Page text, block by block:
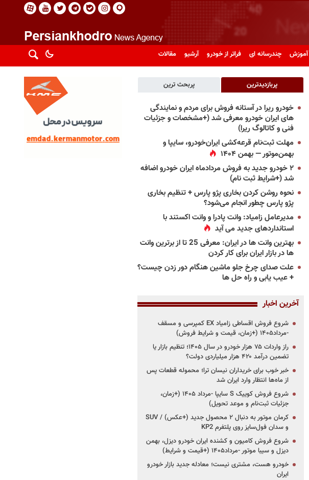
آموزش چندرسانه ای فراتر از خودرو آرشیو مقالات
پربازدیدترین پربحث ترین
خودرو ریرا در آستانه فروش برای مردم و نمایندگی
های ایران خودرو معرفی شد (+مشخصات و جزئیات
فنی و کاتالوگ ریرا)
مهلت ثبت‌نام قرعه‌کشی ایران‌خودرو، سایپا و
بهمن‌موتور — بهمن ۱۴۰۴
۲ خودرو جدید به فروش مردادماه ایران خودرو اضافه
شد (+شرایط ثبت نام)
نحوه روشن کردن بخاری پژو پارس + تنظیم بخاری
پژو پارس چطور انجام می‌شود؟
مدیرعامل زامیاد: وانت پادرا و وانت اکستند با
استانداردهای جدید می آید
بهترین وانت ها در ایران: معرفی 25 تا از برترین وانت
ها در بازار ایران برای کار کردن
علت صدای چرخ جلو ماشین هنگام دور زدن چیست؟
+ عیب یابی و راه حل ها
آخرین اخبار
شروع فروش اقساطی زامیاد EX کمپرسی و مسقف
-مرداد۱۴۰۵ (+زمان، قیمت و شرایط فروش)
راز واردات ۷۵ هزار خودرو در سال ۱۴۰۵؛ تنظیم بازار یا
تضمین درآمد ۴۲۰ هزار میلیاردی دولت؟
خبر خوب برای خریداران نیسان ترا؛ محموله قطعات پس
از ماه‌ها انتظار وارد ایران شد
شروع فروش کوییک S سایپا -مرداد ۱۴۰۵ (+زمان،
جزئیات ثبت‌نام و موعد تحویل)
کرمان موتور به دنبال ۲ محصول جدید (+عکس) / SUV
و سدان فول‌سایز روی پلتفرم KP2
شروع فروش کامیون و کشنده ایران خودرو دیزل، بهمن
دیزل و سیبا موتور -مرداد۱۴۰۵ (+قیمت و شرایط)
خودرو هست، مشتری نیست؛ معادله جدید بازار خودرو
ایران